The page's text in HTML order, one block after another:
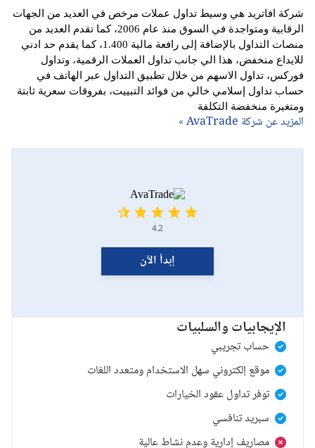
شركة افاتريد هي وسيط تداول عملات مرخص في العديد من الجهات
الرقابية ومتواجدة في السوق منذ عام 2006، كما تقدم العديد من
منصات التداول بالإضافة إلى رافعة مالية 1.400، كما يقدم حد ادني
للايداع منخفض، هذا الي جانب تداول العملات الرقمية، وتداول
فوركس، تداول الاسهم من خلال تطبيق التداول عبر الهاتف في
حساب تداول إسلامي خالي من فوائد التبييت، بفروقات سعرية ثابتة
ومتغيرة منخفضة التكلفة
المزيد عن شركة AvaTrade »
4.2
إبدأ الآن
الإيجابيات والسلبيات
حساب تجريبي
موقع إلكتروني سهل الاستخدام ومتعدد اللغات
توفر تداول عقود الخيارات
سبريد تنافسي
مصاريف إدارية وعدم نشاط عالية